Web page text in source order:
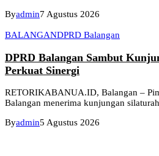
Byadmin7 Agustus 2026
BALANGANDPRD Balangan
DPRD Balangan Sambut
Perkuat Sinergi
RETORIKABANUA.ID, Balangan –
Balangan menerima kunjungan
Byadmin5 Agustus 2026